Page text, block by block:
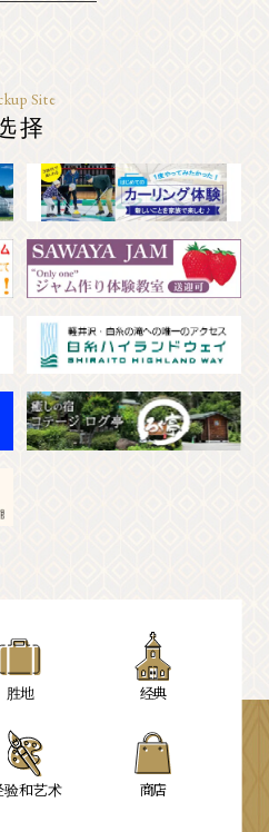
Site
择
胜地 经典
验和艺术 商店